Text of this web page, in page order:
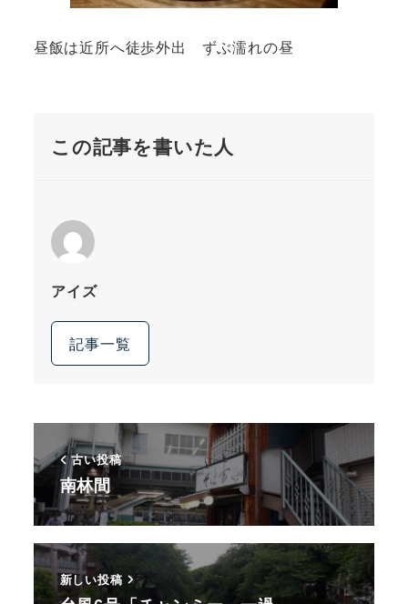
昼飯は近所へ徒歩外出 ずぶ濡れの昼
この記事を書いた人
アイズ
記事一覧
古い投稿
南林間
新しい投稿